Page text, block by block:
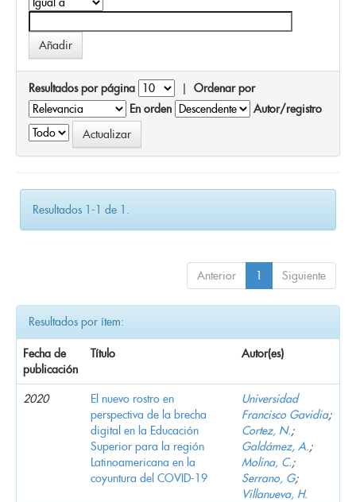
Resultados por página | Ordenar por
En orden
Autor/registro
Resultados 1-1 de 1.
Anterior 1 Siguiente
Resultados por ítem:
Fecha de
publicación
Título Autor(es)
2020
El nuevo rostro en
perspectiva de la brecha
digital en la Educación
Superior para la región
Latinoamericana en la
coyuntura del COVID-19
Universidad
Francisco Gavidia;
Cortez, N.;
Galdámez, A.;
Molina, C.;
Serrano, G;
Villanueva, H.